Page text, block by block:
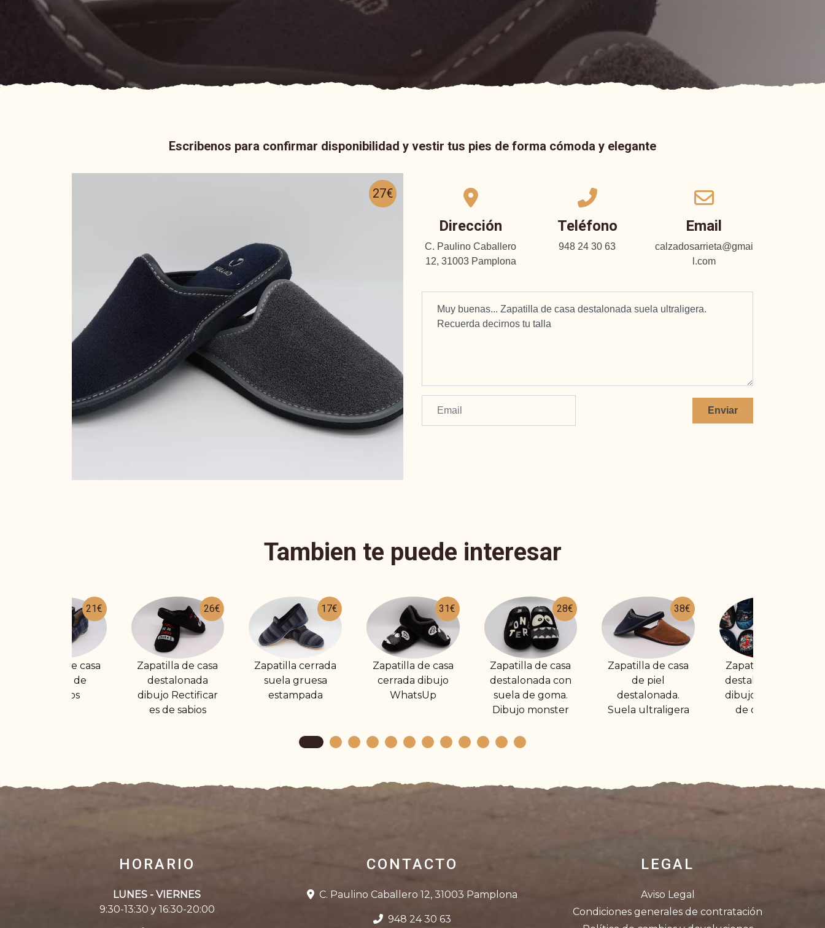
Escribenos para confirmar disponibilidad y vestir tus pies de forma cómoda y elegante
27€
Dirección
C. Paulino Caballero
12, 31003 Pamplona
Teléfono
948 24 30 63
Email
calzadosarrieta@gmai
l.com
Enviar
Tambien te puede interesar
26€
Zapatilla de casa
destalonada
dibujo Rectificar
17€
Zapatilla cerrada
suela gruesa
estampada
31€
Zapatilla de casa
cerrada dibujo
WhatsUp
28€
Zapatilla de casa
destalonada con
suela de goma.
38€
Zapatilla de casa
de piel
destalonada.
Suela ultraligera
25€
Zapatilla de casa
destalonada con
dibujo y plantilla
de descanso
Zapatilla de casa
destalonada, suela
HORARIO
LUNES - VIERNES
9:30-13:30 y 16:30-20:00
CONTACTO
C. Paulino Caballero 12, 31003 Pamplona
948 24 30 63
LEGAL
Aviso Legal
Condiciones generales de contratación